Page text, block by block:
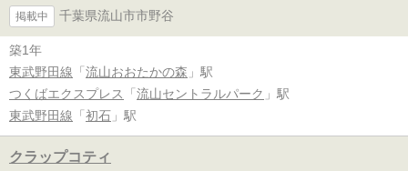
掲載中 千葉県流山市市野谷
築1年
東武野田線 「 流山おおたかの森 」駅
つくばエクスプレス
「 流山セントラルパーク 」駅
東武野田線 「 初石 」駅
クラップコティ